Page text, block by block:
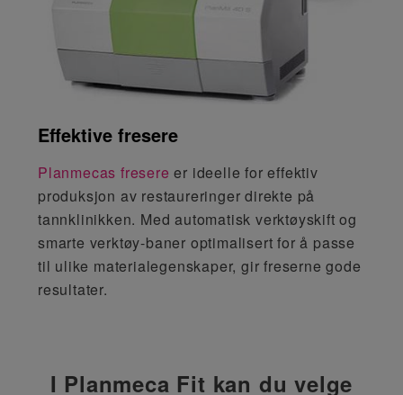
Effektive fresere
Planmecas fresere er ideelle for effektiv
produksjon av restaureringer direkte på
tannklinikken. Med automatisk verktøyskift og
smarte verktøy-baner optimalisert for å passe
til ulike materialegenskaper, gir freserne gode
resultater.
I Planmeca Fit kan du velge